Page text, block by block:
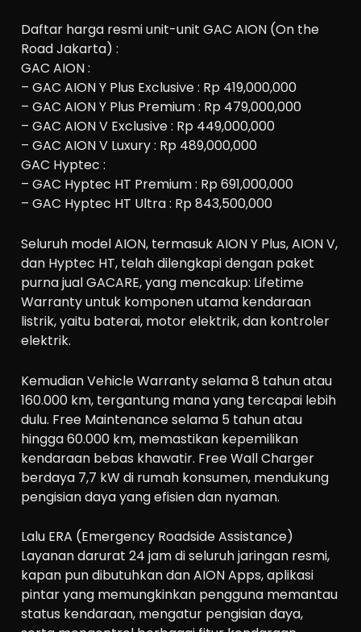
Daftar harga resmi unit-unit GAC AION (On the
Road Jakarta) :
GAC AION :
– GAC AION Y Plus Exclusive : Rp 419,000,000
– GAC AION Y Plus Premium : Rp 479,000,000
– GAC AION V Exclusive : Rp 449,000,000
– GAC AION V Luxury : Rp 489,000,000
GAC Hyptec :
– GAC Hyptec HT Premium : Rp 691,000,000
– GAC Hyptec HT Ultra : Rp 843,500,000
Seluruh model AION, termasuk AION Y Plus, AION V,
dan Hyptec HT, telah dilengkapi dengan paket
purna jual GACARE, yang mencakup: Lifetime
Warranty untuk komponen utama kendaraan
listrik, yaitu baterai, motor elektrik, dan kontroler
elektrik.
Kemudian Vehicle Warranty selama 8 tahun atau
160.000 km, tergantung mana yang tercapai lebih
dulu. Free Maintenance selama 5 tahun atau
hingga 60.000 km, memastikan kepemilikan
kendaraan bebas khawatir. Free Wall Charger
berdaya 7,7 kW di rumah konsumen, mendukung
pengisian daya yang efisien dan nyaman.
Lalu ERA (Emergency Roadside Assistance)
Layanan darurat 24 jam di seluruh jaringan resmi,
kapan pun dibutuhkan dan AION Apps, aplikasi
pintar yang memungkinkan pengguna memantau
status kendaraan, mengatur pengisian daya,